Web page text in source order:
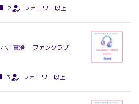
2 フォロワー以上
小川真澄
ファンクラブ
3 フォロワー以上